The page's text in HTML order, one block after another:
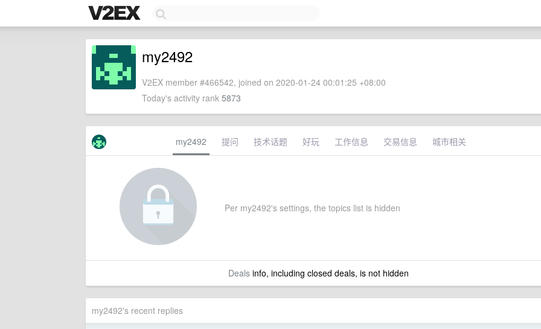
my2492
V2EX member #466542, joined on 2020-01-24 00:01:25 +08:00
Today's activity rank 5873
my2492 提问 技术话题 好玩 工作信息 交易信息 城市相关
Per my2492's settings, the topics list is hidden
Dealsinfo, including closed deals, is not hidden
my2492's recent replies